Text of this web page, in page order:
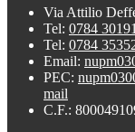
Via Attilio
Tel: 0784 30191
Tel: 0784
Email:
PEC:
mail
C.F.: